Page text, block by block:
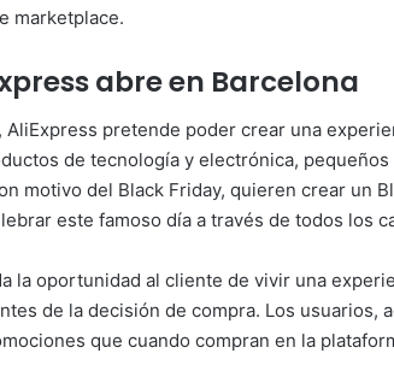
marketplace.
abre en Barcelona
pretende poder crear una
de tecnología y electrónica,
motivo del Black Friday, quieren crear un
este famoso día a través de todos los
la oportunidad al cliente de vivir una
de la decisión de compra. Los
que cuando compran en la